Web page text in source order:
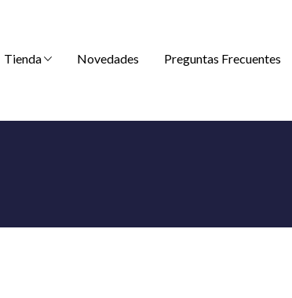
Tienda Novedades Preguntas Frecuentes